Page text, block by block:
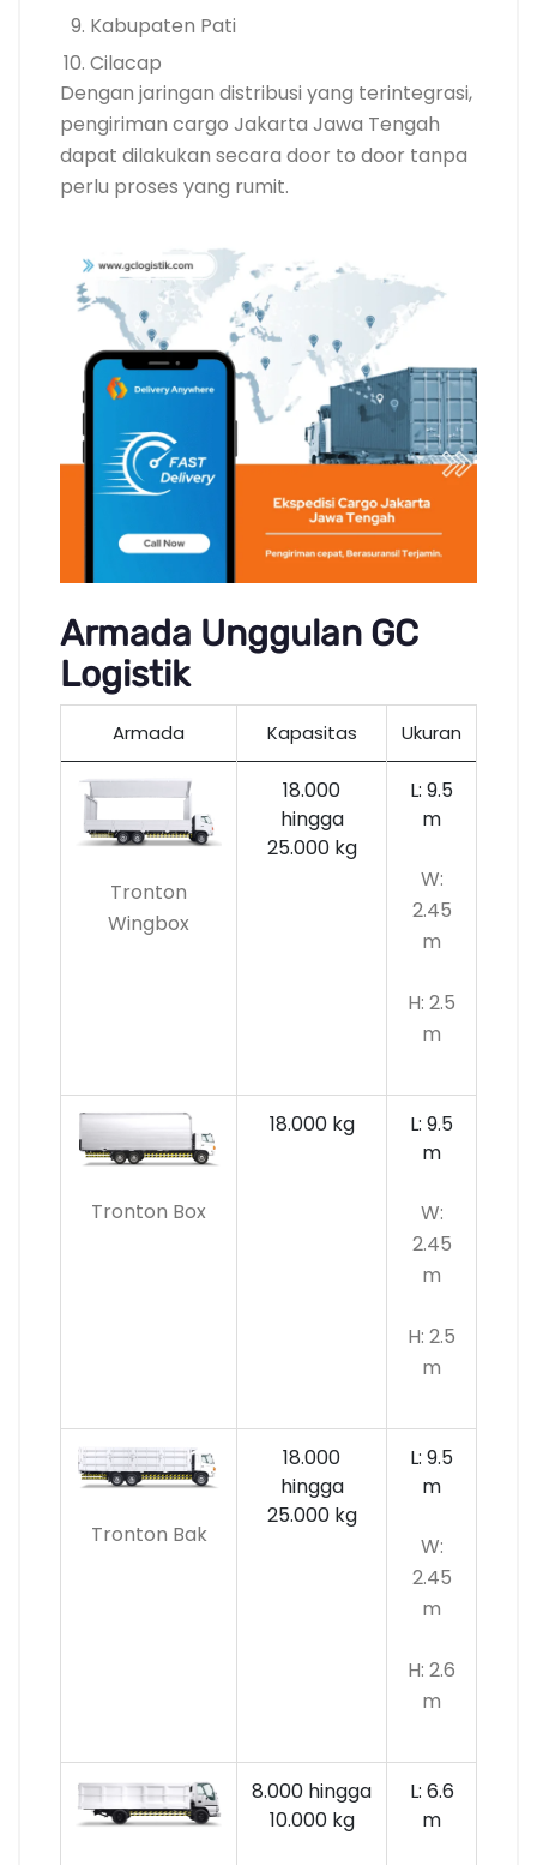
Kabupaten Pati
Cilacap
Dengan jaringan distribusi yang terintegrasi,
pengiriman cargo Jakarta Jawa Tengah
dapat dilakukan secara door to door tanpa
perlu proses yang rumit.
Armada Unggulan GC
Logistik
Armada Kapasitas Ukuran
Tronton
Wingbox
18.000
hingga
25.000 kg
L: 9.5
m
W:
2.45
m
H: 2.5
m
Tronton Box
18.000 kg
L: 9.5
m
W:
2.45
m
H: 2.5
m
Tronton Bak
18.000
hingga
25.000 kg
L: 9.5
m
W:
2.45
m
H: 2.6
m
8.000 hingga
10.000kg
L: 6.6
m